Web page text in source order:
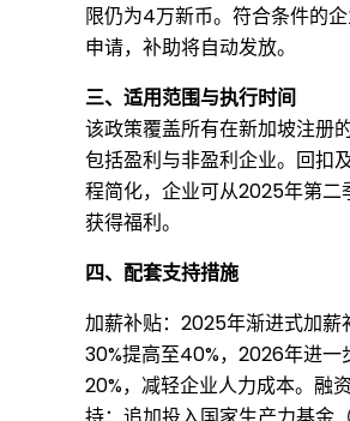
税
减
免
政
策
限仍为4万新币。符合条件的
申请，补助将自动发放。
三、适用范围与执行时间
该政策覆盖所有在新加坡注册
包括盈利与非盈利企业。回扣
程简化，企业可从2025年第二
获得福利。
四、配套支持措施
加薪补贴：2025年渐进式加薪
30%提高至40%，2026年进一
20%，减轻企业人力成本。融